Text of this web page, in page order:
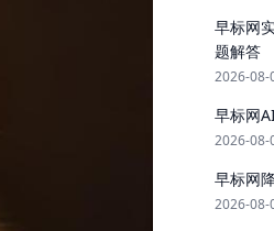
早标网
题解答
2026-08-
早标网
2026-08-
早标网
2026-08-